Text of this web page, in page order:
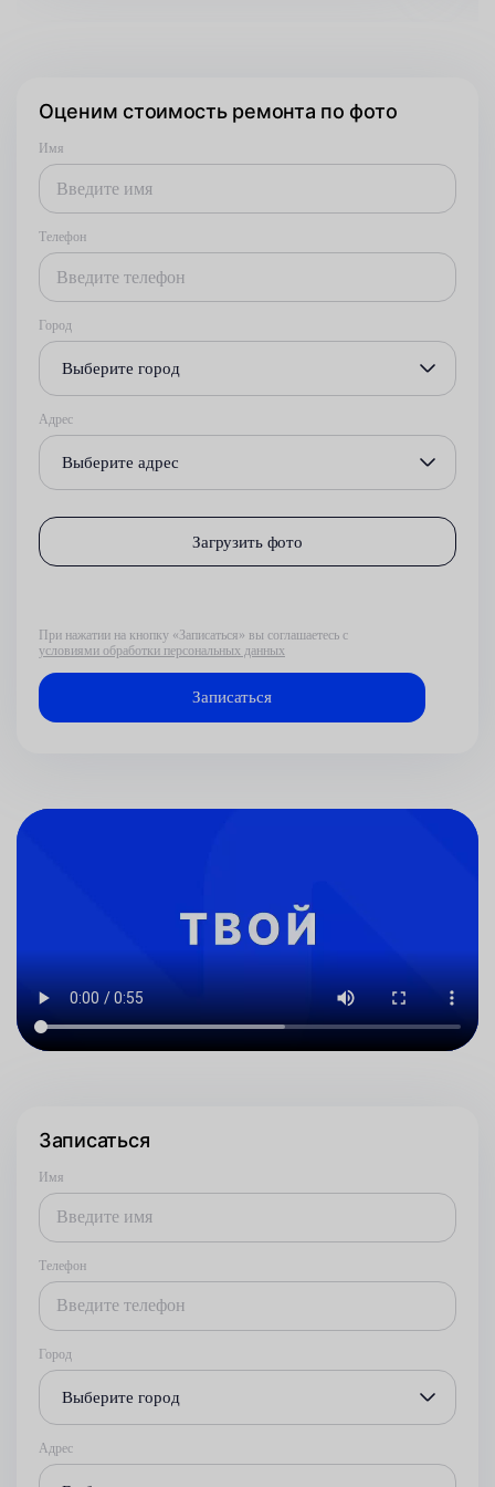
Оценим стоимость ремонта по фото
Имя
Телефон
Город
Выберите город
Адрес
Выберите адрес
Загрузить фото
При нажатии на кнопку «Записаться» вы соглашаетесь с
условиями обработки персональных данных
Записаться
Имя
Телефон
Город
Выберите город
Адрес